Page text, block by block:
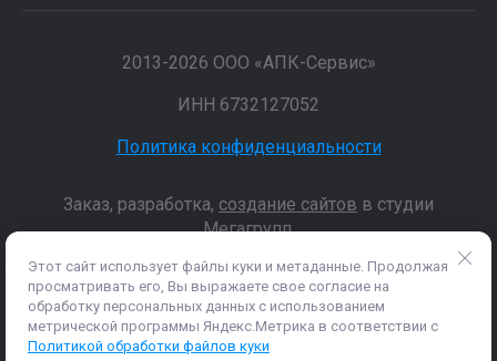
2013-2026 ООО «АПК-Сервис»
ИНН 6732127052
Политика конфиденциальности
Заказ, разработка, создание сайтов в студии
Мегагрупп.
Данные о товарах и услугах, включая цены и технические
характеристики, представленные на сайте, не являются
публичной офертой, определяемой положениями Статьи 437 (2)
ГК РФ, а носят исключительно информационный характер. Для
Этот сайт использует файлы куки и метаданные. Продолжая
просматривать его, Вы выражаете свое согласие на
обработку персональных данных с использованием
метрической программы Яндекс.Метрика в соответствии с
Политикой обработки файлов куки